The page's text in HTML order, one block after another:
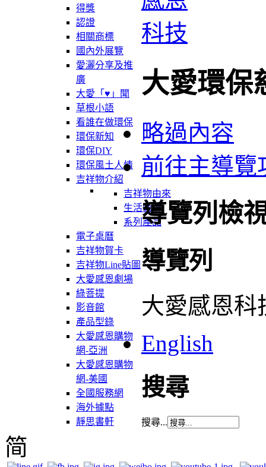
得獎
認證
相關商標
國內外展覽
愛灑分享及推
廣
大愛「♥」聞
草根小語
看誰在做環保
環保新知
環保DIY
環保風土人情
吉祥物介紹
吉祥物由來
生活軌跡
系列產品
電子桌曆
吉祥物賀卡
吉祥物Line貼圖
大愛感恩劇場
綠菩提
影音館
產品型錄
大愛感恩購物
網-亞洲
大愛感恩購物
網-美國
全國服務網
海外據點
靜思書軒
大愛環保
略過內容
前往主導覽
導覽列檢
導覽列
大愛感恩科
English
搜尋
搜尋...
简